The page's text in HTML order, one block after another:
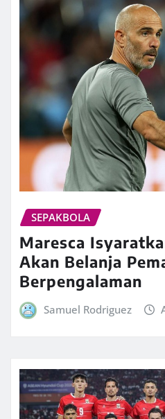
SEPAKBOLA
Maresca
Akan Belanja
Berpengalaman
Samuel Rodriguez